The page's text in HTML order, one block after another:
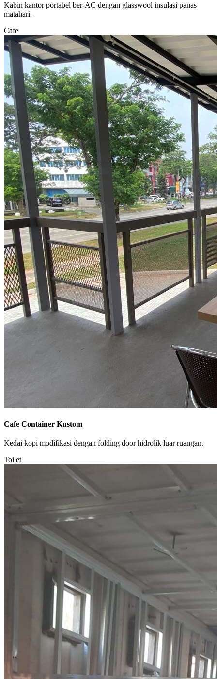
Kabin kantor portabel ber-AC dengan glasswool insulasi panas
matahari.
Cafe
Cafe Container Kustom
Kedai kopi modifikasi dengan folding door hidrolik luar ruangan.
Toilet